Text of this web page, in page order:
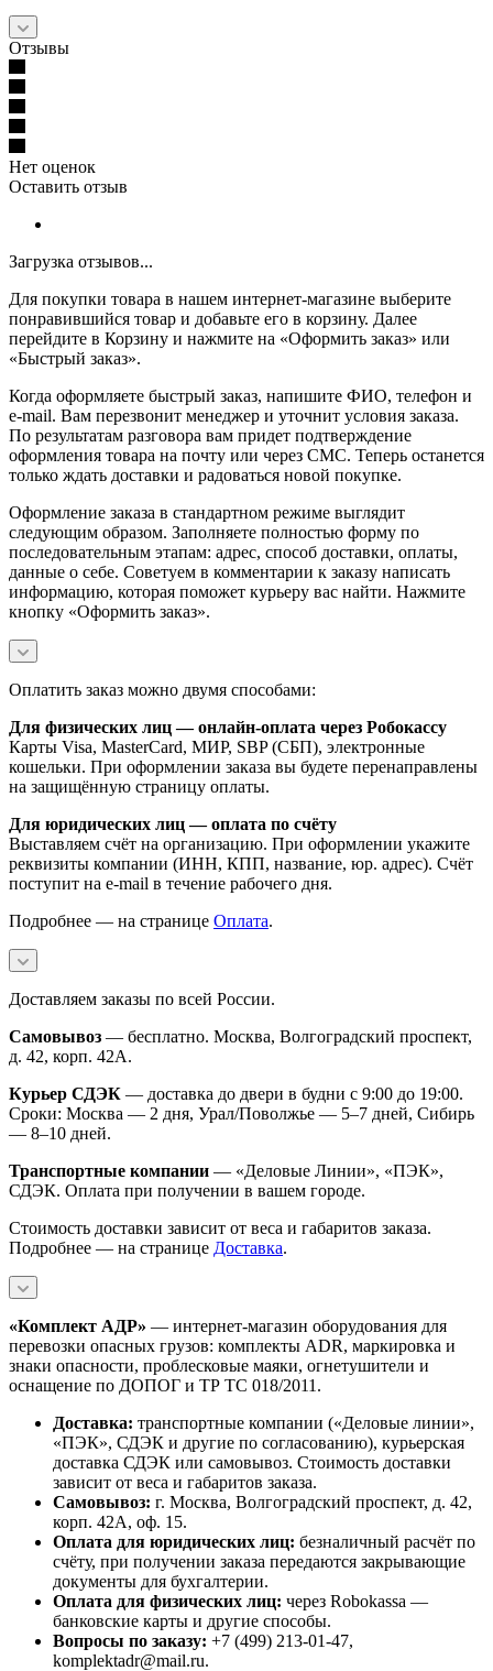
Отзывы
Нет оценок
Оставить отзыв
Загрузка отзывов...
Для покупки товара в нашем интернет-магазине выберите
понравившийся товар и добавьте его в корзину. Далее
перейдите в Корзину и нажмите на «Оформить заказ» или
«Быстрый заказ».
Когда оформляете быстрый заказ, напишите ФИО, телефон и
e-mail. Вам перезвонит менеджер и уточнит условия заказа.
По результатам разговора вам придет подтверждение
оформления товара на почту или через СМС. Теперь останется
только ждать доставки и радоваться новой покупке.
Оформление заказа в стандартном режиме выглядит
следующим образом. Заполняете полностью форму по
последовательным этапам: адрес, способ доставки, оплаты,
данные о себе. Советуем в комментарии к заказу написать
информацию, которая поможет курьеру вас найти. Нажмите
кнопку «Оформить заказ».
Оплатить заказ можно двумя способами:
Для физических лиц — онлайн-оплата через Робокассу
Карты Visa, MasterCard, МИР, SBP (СБП), электронные
кошельки. При оформлении заказа вы будете перенаправлены
на защищённую страницу оплаты.
Для юридических лиц — оплата по счёту
Выставляем счёт на организацию. При оформлении укажите
реквизиты компании (ИНН, КПП, название, юр. адрес). Счёт
поступит на e-mail в течение рабочего дня.
Подробнее — на странице Оплата.
Доставляем заказы по всей России.
Самовывоз — бесплатно. Москва, Волгоградский проспект,
д. 42, корп. 42А.
Курьер СДЭК — доставка до двери в будни с 9:00 до 19:00.
Сроки: Москва — 2 дня, Урал/Поволжье — 5–7 дней, Сибирь
— 8–10 дней.
Транспортные компании — «Деловые Линии», «ПЭК»,
СДЭК. Оплата при получении в вашем городе.
Стоимость доставки зависит от веса и габаритов заказа.
Подробнее — на странице Доставка.
«Комплект АДР» — интернет-магазин оборудования для
перевозки опасных грузов: комплекты ADR, маркировка и
знаки опасности, проблесковые маяки, огнетушители и
оснащение по ДОПОГ и ТР ТС 018/2011.
Доставка: транспортные компании («Деловые линии»,
«ПЭК», СДЭК и другие по согласованию), курьерская
доставка СДЭК или самовывоз. Стоимость доставки
зависит от веса и габаритов заказа.
Самовывоз: г. Москва, Волгоградский проспект, д. 42,
корп. 42А, оф. 15.
Оплата для юридических лиц: безналичный расчёт по
счёту, при получении заказа передаются закрывающие
документы для бухгалтерии.
Оплата для физических лиц: через Robokassa —
банковские карты и другие способы.
Вопросы по заказу: +7 (499) 213-01-47,
komplektadr@mail.ru.